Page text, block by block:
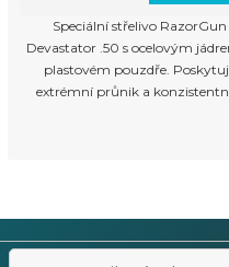
Speciální střelivo RazorGun
Devastator .50 s ocelovým
plastovém pouzdře.
extrémní průnik a